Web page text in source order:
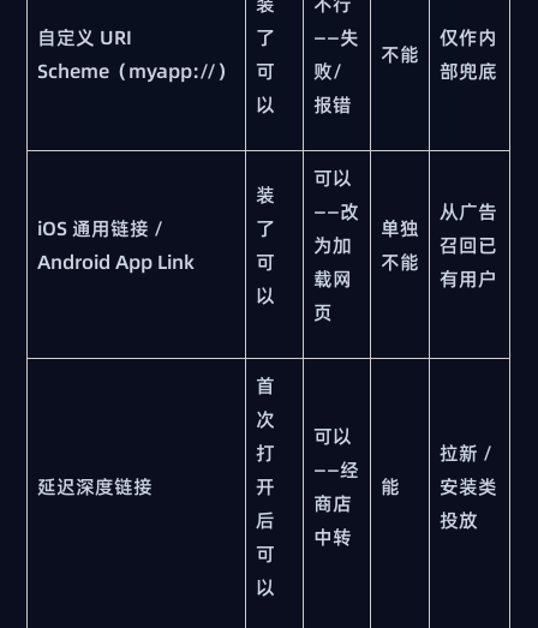
自定义 URI
Scheme（myapp://）
了
可
以
——失
败/
报错
不能
仅作内
部兜底
iOS 通用链接 /
Android App Link
装
了
可
以
可以
——改
为加
载网
页
单独
不能
从广告
召回已
有用户
延迟深度链接
首
次
打
开
后
可
以
可以
——经
商店
中转
能
拉新 /
安装类
投放